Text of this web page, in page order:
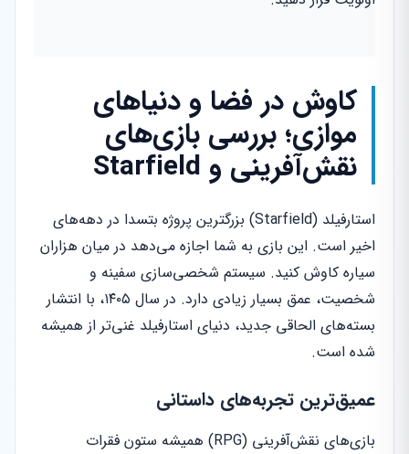
کاوش در فضا و دنیاهای
موازی؛ بررسی بازی‌های
نقش‌آفرینی و Starfield
استارفیلد (Starfield) بزرگترین پروژه بتسدا در دهه‌های
اخیر است. این بازی به شما اجازه می‌دهد در میان هزاران
سیاره کاوش کنید. سیستم شخصی‌سازی سفینه و
شخصیت، عمق بسیار زیادی دارد. در سال ۱۴۰۵، با انتشار
بسته‌های الحاقی جدید، دنیای استارفیلد غنی‌تر از همیشه
شده است.
عمیق‌ترین تجربه‌های داستانی
بازی‌های نقش‌آفرینی (RPG) همیشه ستون فقرات